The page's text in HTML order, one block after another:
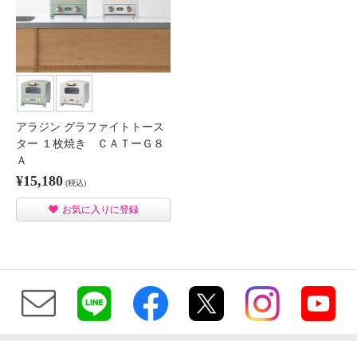
アラジン グラファイトトース
ター １枚焼き ＣＡＴーＧ８
Ａ
¥15,180 (税込)
お気に入りに登録